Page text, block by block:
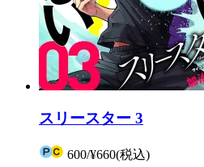
スリースター 3
600/¥660(税込)